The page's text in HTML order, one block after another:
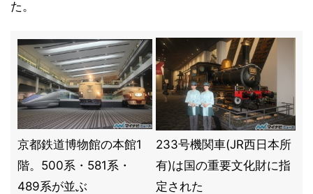
た。
京都鉄道博物館の本館1
階。500系・581系・
489系が並ぶ
233号機関車(JR西日本所
有)は国の重要文化財に指
定された